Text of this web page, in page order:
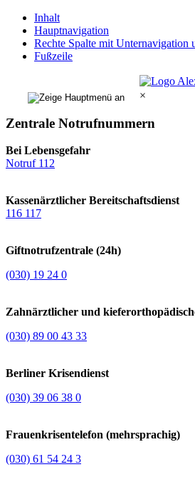
Inhalt
Hauptnavigation
Rechte Spalte mit Unternavigation
Fußzeile
×
Zentrale Notrufnummern
Bei Lebensgefahr
Notruf 112
Kassenärztlicher Bereitschaftsdienst
116 117
Giftnotrufzentrale (24h)
(030) 19 24 0
Zahnärztlicher und
(030) 89 00 43 33
Berliner Krisendienst
(030) 39 06 38 0
Frauenkrisentelefon (mehrsprachig)
(030) 61 54 24 3